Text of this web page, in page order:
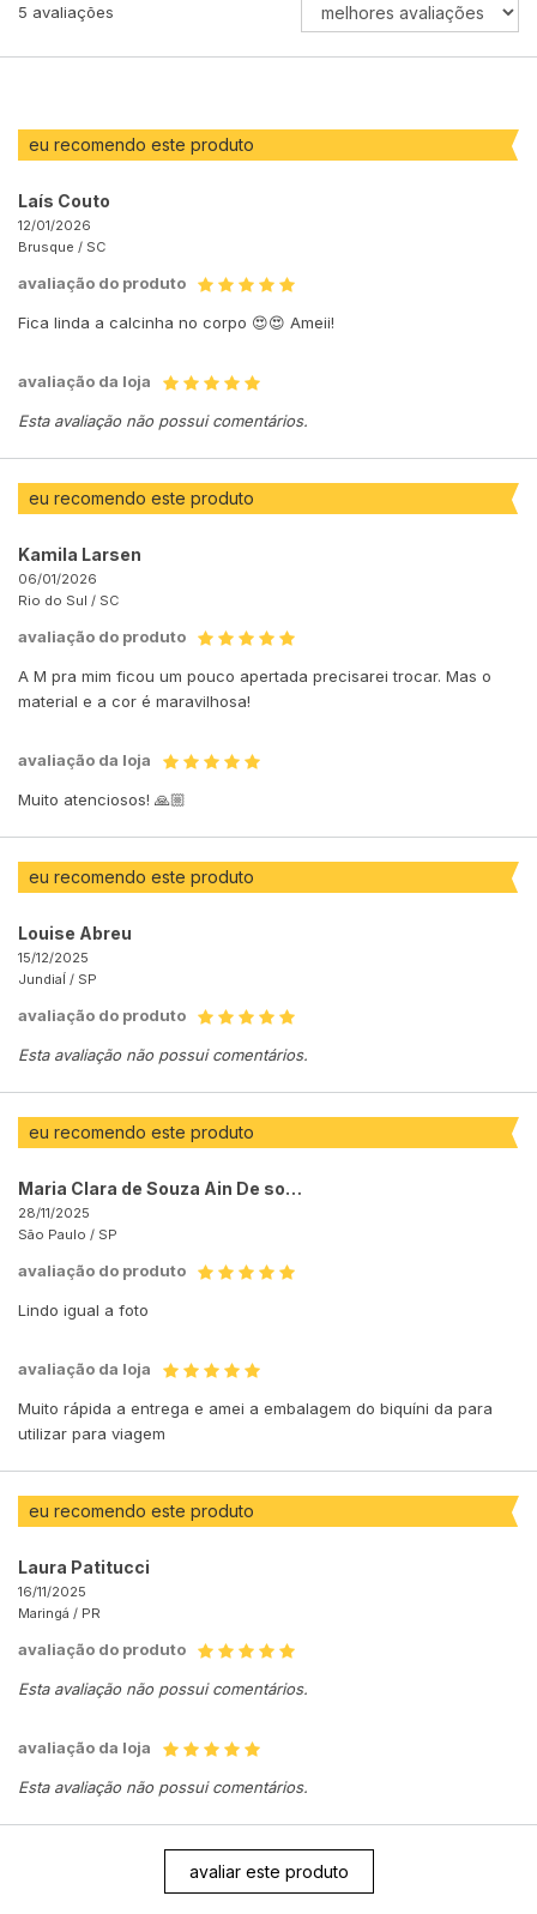
5 avaliações
AVALIAÇÕES
eu recomendo este produto
Laís Couto
12/01/2026
Brusque / SC
avaliação do produto
Fica linda a calcinha no corpo 😍😍 Ameii!
avaliação da loja
Esta avaliação não possui comentários.
eu recomendo este produto
Kamila Larsen
06/01/2026
Rio do Sul / SC
avaliação do produto
A M pra mim ficou um pouco apertada precisarei trocar. Mas o
material e a cor é maravilhosa!
avaliação da loja
Muito atenciosos! 🙏🏼
eu recomendo este produto
Louise Abreu
15/12/2025
JundiaÍ / SP
avaliação do produto
Esta avaliação não possui comentários.
eu recomendo este produto
Maria Clara de Souza Ain De souza Ain
28/11/2025
São Paulo / SP
avaliação do produto
Lindo igual a foto
avaliação da loja
Muito rápida a entrega e amei a embalagem do biquíni da para
utilizar para viagem
eu recomendo este produto
Laura Patitucci
16/11/2025
Maringá / PR
avaliação do produto
Esta avaliação não possui comentários.
avaliação da loja
Esta avaliação não possui comentários.
avaliar este produto